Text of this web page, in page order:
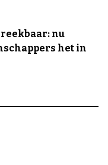
nu
het in